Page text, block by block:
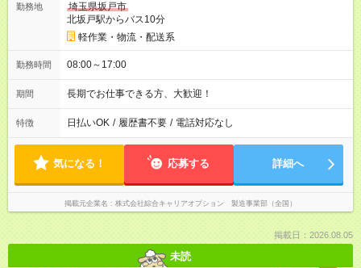
勤務地
埼玉県坂戸市
北坂戸駅からバス10分
軽作業・物流・配送系
勤務時間 08:00～17:00
期間 長期でお仕事できる方、大歓迎！
特徴 日払いOK / 履歴書不要 / 電話対応なし
気になる！ 応募する 詳細へ
掲載元企業名 株式会社綜合キャリアオプション 製造事業部（全国）
掲載日：2026.08.05
未読